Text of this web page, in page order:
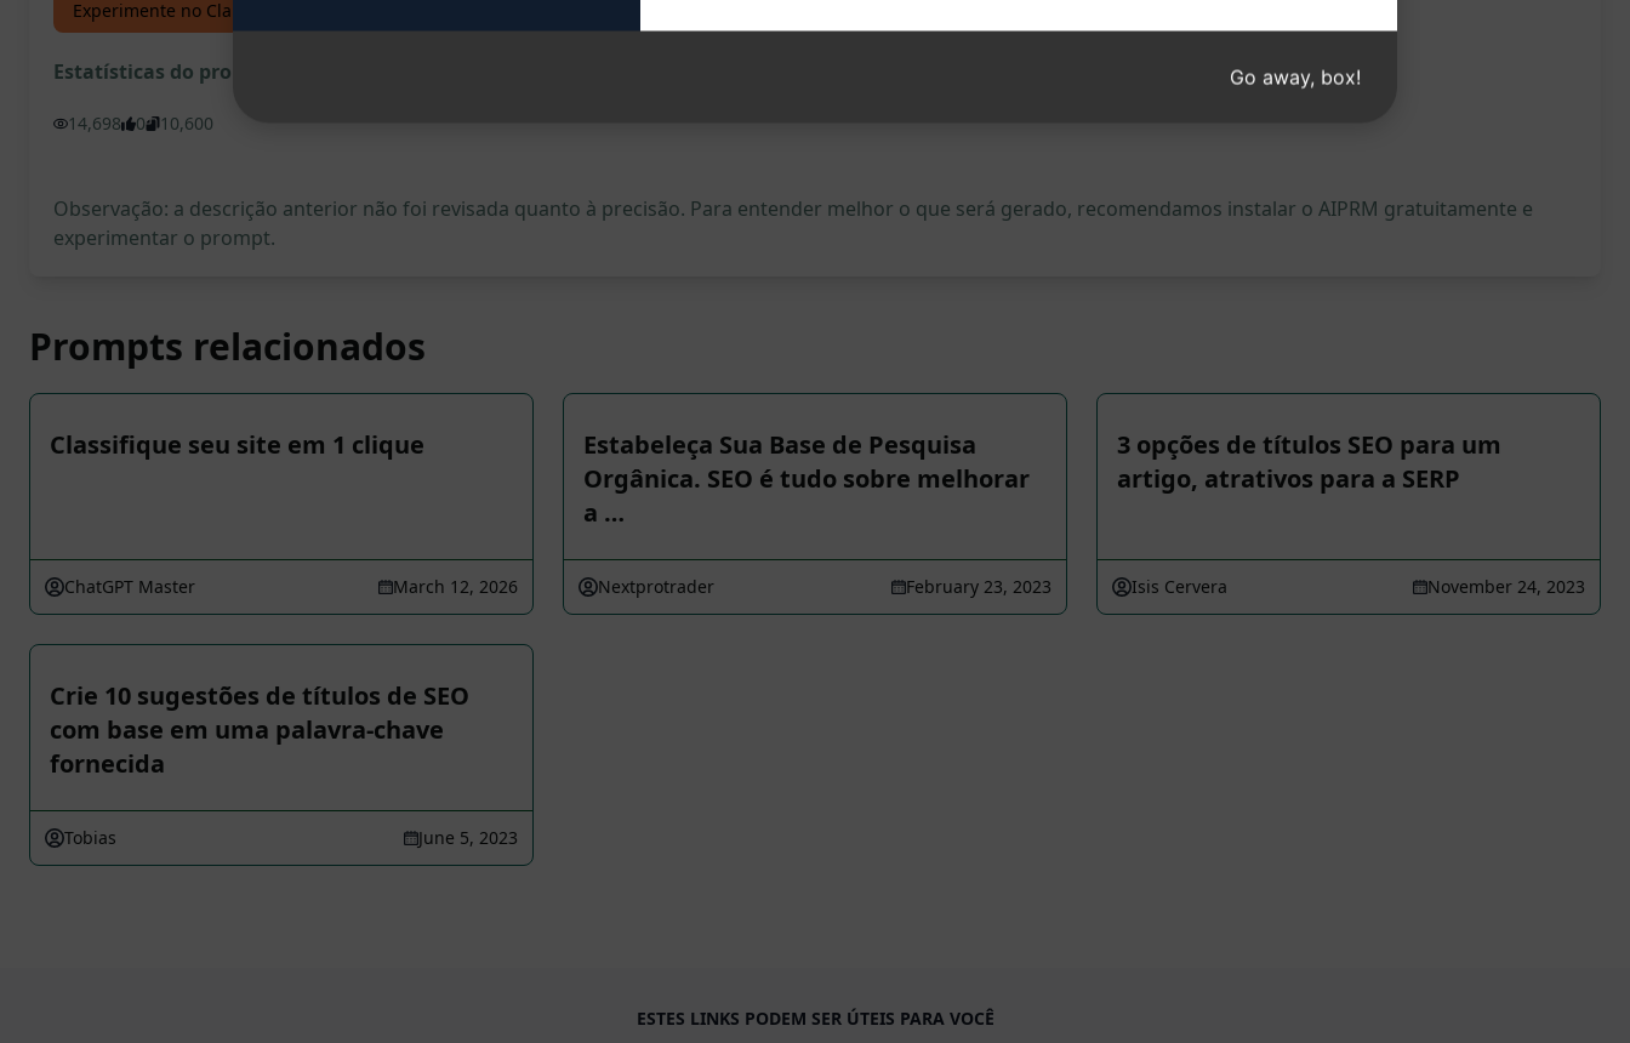
Experimente no Claude
Estatísticas do prompt
14,698 0 10,600
Observação: a descrição anterior não foi revisada quanto à precisão. Para entender melhor o que será gerado, recomendamos instalar o AIPRM gratuitamente e
experimentar o prompt.
Prompts relacionados
Classifique seu site em 1 clique
ChatGPT Master March 12, 2026
Estabeleça Sua Base de Pesquisa
Orgânica. SEO é tudo sobre melhorar
a …
Nextprotrader February 23, 2023
3 opções de títulos SEO para um
artigo, atrativos para a SERP
Isis Cervera November 24, 2023
Crie 10 sugestões de títulos de SEO
com base em uma palavra-chave
fornecida
Tobias June 5, 2023
ESTES LINKS PODEM SER ÚTEIS PARA VOCÊ
Go away, box!